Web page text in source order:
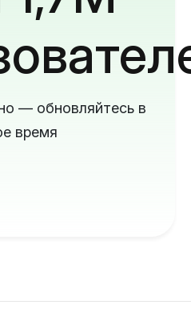
— обновляйтесь в
время